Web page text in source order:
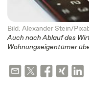
Bild: Alexander Stein/
Auch nach Ablauf des
Wohnungseigentümer